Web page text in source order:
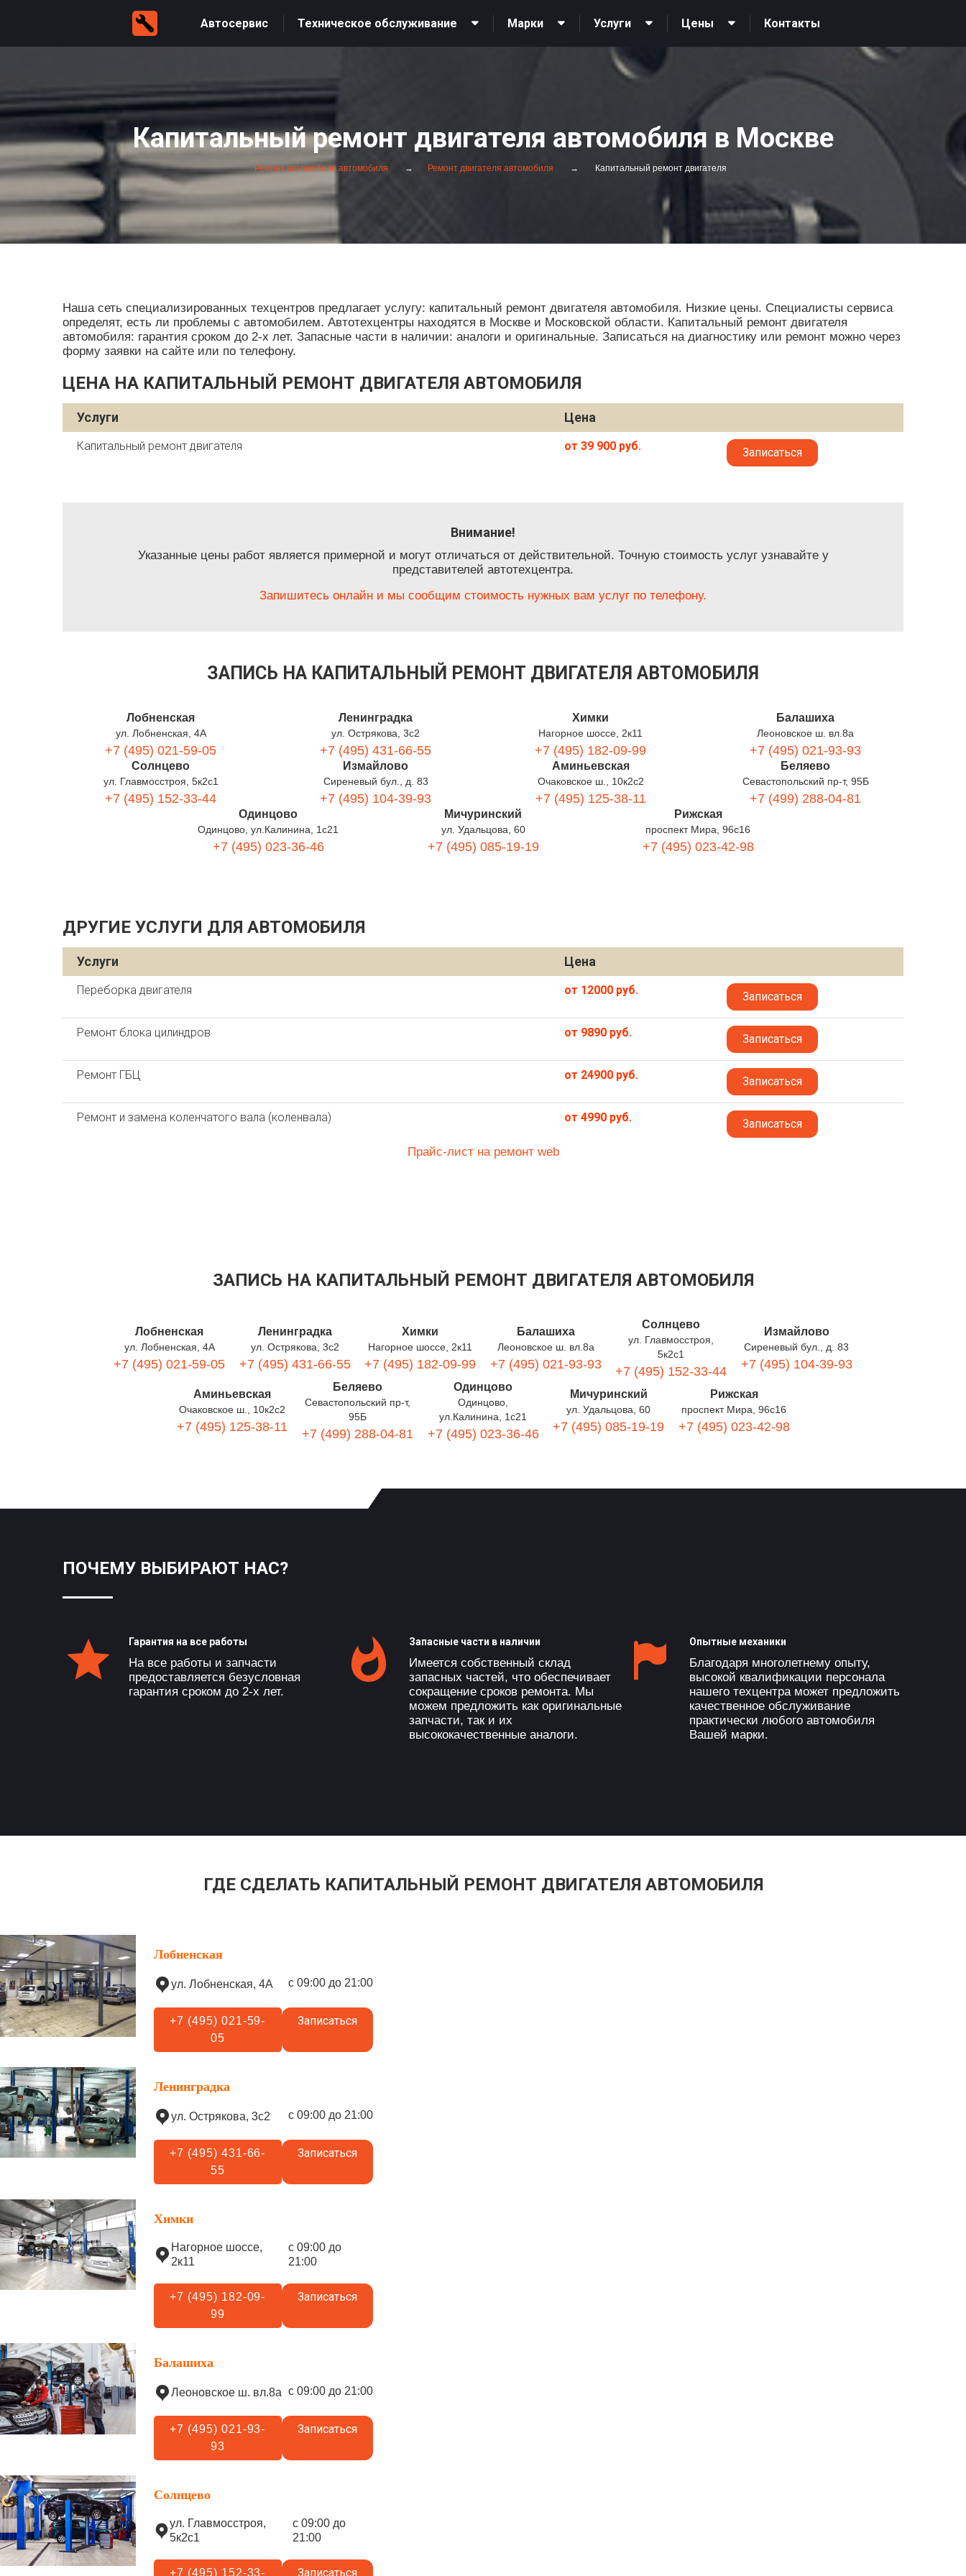
Автосервис Техническое обслуживание Марки Услуги Цены Контакты
Капитальный ремонт двигателя автомобиля в Москве
Ремонт автомобиля автомобиля Ремонт двигателя автомобиля Капитальный ремонт двигателя
Наша сеть специализированных техцентров предлагает услугу: капитальный ремонт двигателя автомобиля. Низкие цены. Специалисты сервиса
определят, есть ли проблемы с автомобилем. Автотехцентры находятся в Москве и Московской области. Капитальный ремонт двигателя
автомобиля: гарантия сроком до 2-х лет. Запасные части в наличии: аналоги и оригинальные. Записаться на диагностику или ремонт можно через
форму заявки на сайте или по телефону.
ЦЕНА НА КАПИТАЛЬНЫЙ РЕМОНТ ДВИГАТЕЛЯ АВТОМОБИЛЯ
Услуги Цена
Капитальный ремонт двигателя от 39 900 руб. Записаться
Внимание!
Указанные цены работ является примерной и могут отличаться от действительной. Точную стоимость услуг узнавайте у
представителей автотехцентра.
Запишитесь онлайн и мы сообщим стоимость нужных вам услуг по телефону.
ЗАПИСЬ НА КАПИТАЛЬНЫЙ РЕМОНТ ДВИГАТЕЛЯ АВТОМОБИЛЯ
Лобненская
ул. Лобненская, 4А
+7 (495) 021-59-05
Ленинградка
ул. Острякова, 3с2
+7 (495) 431-66-55
Химки
Нагорное шоссе, 2к11
+7 (495) 182-09-99
Балашиха
Леоновское ш. вл.8а
+7 (495) 021-93-93
Солнцево
ул. Главмосстроя, 5к2с1
+7 (495) 152-33-44
Измайлово
Сиреневый бул., д. 83
+7 (495) 104-39-93
Аминьевская
Очаковское ш., 10к2с2
+7 (495) 125-38-11
Беляево
Севастопольский пр-т, 95Б
+7 (499) 288-04-81
Одинцово
Одинцово, ул.Калинина, 1с21
+7 (495) 023-36-46
Мичуринский
ул. Удальцова, 60
+7 (495) 085-19-19
Рижская
проспект Мира, 96с16
+7 (495) 023-42-98
ДРУГИЕ УСЛУГИ ДЛЯ АВТОМОБИЛЯ
Услуги Цена
Переборка двигателя от 12000 руб. Записаться
Ремонт блока цилиндров от 9890 руб. Записаться
Ремонт ГБЦ от 24900 руб. Записаться
Ремонт и замена коленчатого вала (коленвала) от 4990 руб. Записаться
Прайс-лист на ремонт web
ЗАПИСЬ НА КАПИТАЛЬНЫЙ РЕМОНТ ДВИГАТЕЛЯ АВТОМОБИЛЯ
Лобненская
ул. Лобненская, 4А
+7 (495) 021-59-05
Ленинградка
ул. Острякова, 3с2
+7 (495) 431-66-55
Химки
Нагорное шоссе, 2к11
+7 (495) 182-09-99
Балашиха
Леоновское ш. вл.8а
+7 (495) 021-93-93
Солнцево
ул. Главмосстроя,
5к2с1
+7 (495) 152-33-44
Измайлово
Сиреневый бул., д. 83
+7 (495) 104-39-93
Аминьевская
Очаковское ш., 10к2с2
+7 (495) 125-38-11
Беляево
Севастопольский пр-т,
95Б
+7 (499) 288-04-81
Одинцово
Одинцово,
ул.Калинина, 1с21
+7 (495) 023-36-46
Мичуринский
ул. Удальцова, 60
+7 (495) 085-19-19
Рижская
проспект Мира, 96с16
+7 (495) 023-42-98
ПОЧЕМУ ВЫБИРАЮТ НАС?
Гарантия на все работы
На все работы и запчасти
предоставляется безусловная
гарантия сроком до 2-х лет.
Запасные части в наличии
Имеется собственный склад
запасных частей, что обеспечивает
сокращение сроков ремонта. Мы
можем предложить как оригинальные
запчасти, так и их
высококачественные аналоги.
Опытные механики
Благодаря многолетнему опыту,
высокой квалификации персонала
нашего техцентра может предложить
качественное обслуживание
практически любого автомобиля
Вашей марки.
ГДЕ СДЕЛАТЬ КАПИТАЛЬНЫЙ РЕМОНТ ДВИГАТЕЛЯ АВТОМОБИЛЯ
Лобненская
ул. Лобненская, 4А с 09:00 до 21:00
+7 (495) 021-59-
05
Записаться
Ленинградка
ул. Острякова, 3с2 с 09:00 до 21:00
+7 (495) 431-66-
55
Записаться
Химки
Нагорное шоссе,
2к11
с 09:00 до
21:00
+7 (495) 182-09-
99
Записаться
Балашиха
Леоновское ш. вл.8а с 09:00 до 21:00
+7 (495) 021-93-
93
Записаться
Солнцево
ул. Главмосстроя,
5к2с1
с 09:00 до
21:00
+7 (495) 152-33- Записаться